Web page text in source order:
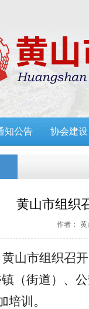
知公告 协会建设
黄山市组织
作者： 黄
山市组织召
（街道）、
培训。